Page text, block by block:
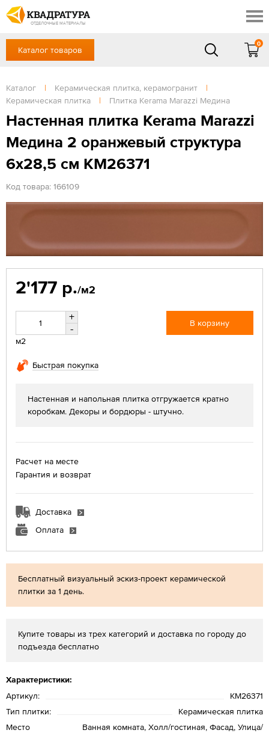
ОТДЕЛОЧНЫЕ МАТЕРИАЛЫ
Профи
Контакты
Доставка и оплата
Выставочный зал
Готовые решения
+7 (861) 217-94-70
Сб, Вс — выходной
ЗАКАЗАТЬ ЗВОНОК
Вход / Регистрация
Каталог товаров
0
Каталог | Керамическая плитка, керамогранит
|
Керамическая плитка
| Плитка Kerama Marazzi Медина
Настенная плитка Kerama Marazzi
Медина 2 оранжевый структура
6x28,5 см KM26371
Код товара: 166109
Бесплатный визуальный эскиз-проект керамической
плитки за 1 день.
Купите товары из трех категорий и доставка по городу до
подъезда бесплатно
Характеристики:
Артикул:
KM26371
Тип плитки:
Керамическая плитка
Место
Ванная комната, Холл/гостиная, Фасад, Улица/
2'177 р./м2
+
-
м2
В корзину
Быстрая покупка
Настенная и напольная плитка отгружается кратно
коробкам. Декоры и бордюры - штучно.
Расчет на месте
Гарантия и возврат
Доставка
Оплата